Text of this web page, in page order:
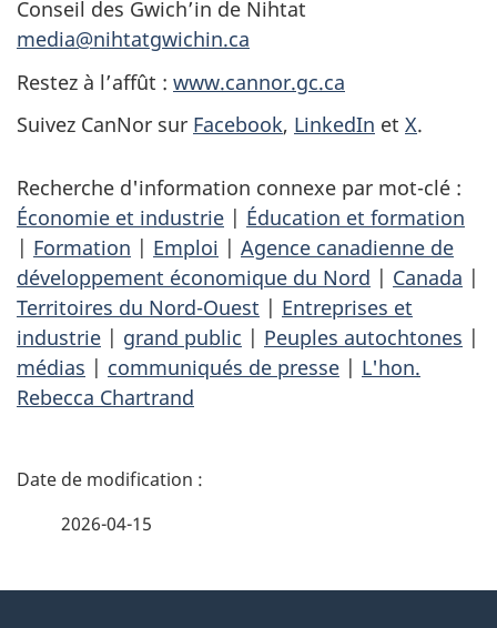
Conseil des Gwich’in de Nihtat
media@nihtatgwichin.ca
Restez à l’affût : www.cannor.gc.ca
Suivez CanNor sur Facebook, LinkedIn et X.
Recherche d'information connexe par mot-clé :
Économie et industrie | Éducation et formation
| Formation | Emploi | Agence canadienne de
développement économique du Nord | Canada |
Territoires du Nord-Ouest | Entreprises et
industrie | grand public | Peuples autochtones |
médias | communiqués de presse | L'hon.
Rebecca Chartrand
D
2026-04-15